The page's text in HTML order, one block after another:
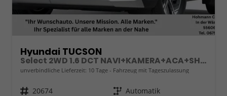
Hyundai TUCSON
Select 2WD 1.6 DCT NAVI+KAMERA+ACA+SHZ+SMARTKEY
unverbindliche Lieferzeit: 10 Tage Fahrzeug mit Tageszulassung
Fahrzeugnr. 20674 Getriebe Automatik